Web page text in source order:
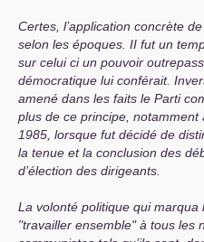
Certes, l’application concrète
selon les époques. II fut un
sur celui ci un pouvoir
démocratique lui conférait.
amené dans les faits le Parti
plus de ce principe, notamment
1985, lorsque fut décidé de
la tenue et la conclusion des
d’élection des dirigeants.
La volonté politique qui marqua
"travailler ensemble" à tous les